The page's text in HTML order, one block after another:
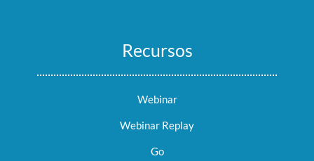
Recursos
Webinar
Webinar Replay
Go